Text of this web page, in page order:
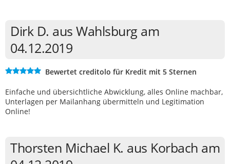
Dirk D. aus Wahlsburg am
04.12.2019
Bewertet creditolo für Kredit mit 5 Sternen
Einfache und übersichtliche Abwicklung, alles Online machbar,
Unterlagen per Mailanhang übermitteln und Legitimation
Online!
Thorsten Michael K. aus Korbach am